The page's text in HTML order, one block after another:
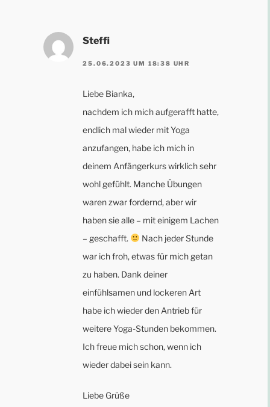
Steffi
25.06.2023 UM 18:38 UHR
Liebe Bianka,
nachdem ich mich aufgerafft hatte,
endlich mal wieder mit Yoga
anzufangen, habe ich mich in
deinem Anfängerkurs wirklich sehr
wohl gefühlt. Manche Übungen
waren zwar fordernd, aber wir
haben sie alle – mit einigem Lachen
– geschafft.
Nach jeder Stunde
war ich froh, etwas für mich getan
zu haben. Dank deiner
einfühlsamen und lockeren Art
habe ich wieder den Antrieb für
weitere Yoga-Stunden bekommen.
Ich freue mich schon, wenn ich
wieder dabei sein kann.
Liebe Grüße